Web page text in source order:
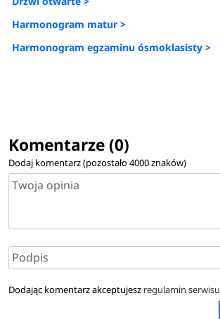
Harmonogram matur >
Harmonogram egzaminu ósmoklasisty >
Komentarze (0)
Dodaj komentarz (pozostało4000znaków)
Dodając komentarz akceptujesz regulamin serwisu